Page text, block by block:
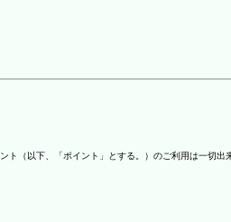
（以下、「ポイント」とする。）のご利用は一切出